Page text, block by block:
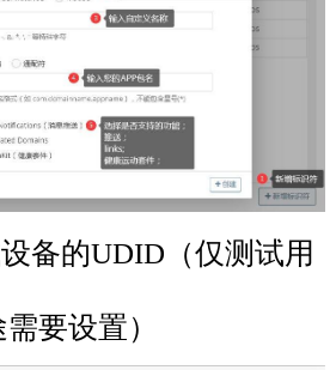
备的UDID（仅测试用
要设置）